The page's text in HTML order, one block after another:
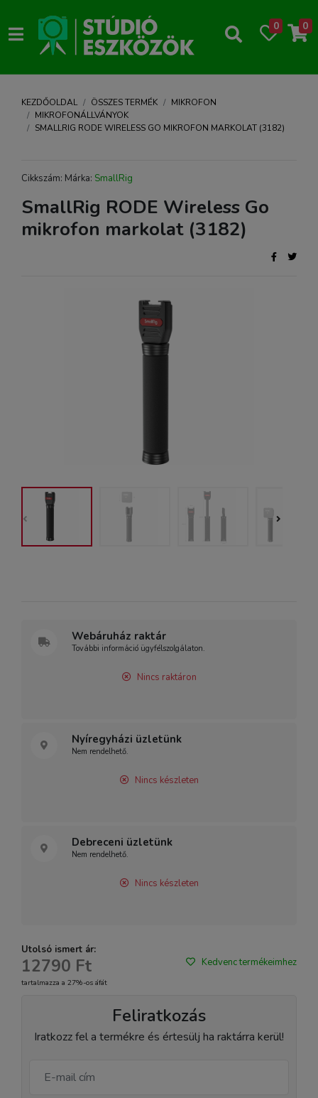
0 0
KEZDŐOLDAL ÖSSZES TERMÉK
MIKROFON
MIKROFONÁLLVÁNYOK
SMALLRIG RODE WIRELESS GO MIKROFON MARKOLAT (3182)
Cikkszám: Márka: SmallRig
SmallRig RODE Wireless Go
mikrofon markolat (3182)
Webáruház raktár
További információ ügyfélszolgálaton.
Nincs raktáron
Nyíregyházi üzletünk
Nem rendelhető.
Nincs készleten
Debreceni üzletünk
Nem rendelhető.
Nincs készleten
Utolsó ismert ár:
12790 Ft
tartalmazza a 27%-os áfát
Kedvenc termékeimhez
Feliratkozás
Iratkozz fel a termékre és értesülj ha raktárra kerül!